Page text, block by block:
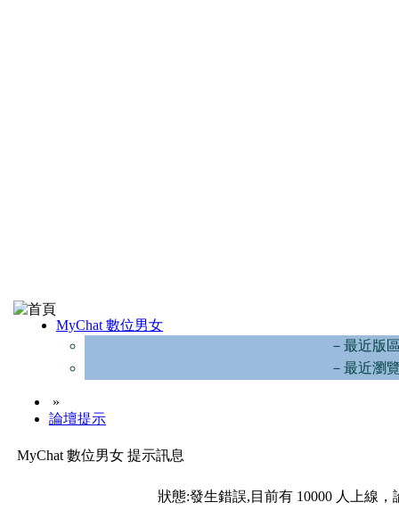
MyChat 數位男女
－最近版
－最近瀏
»
論壇提示
MyChat 數位男女 提示訊息
狀態:發生錯誤,目前有 10000 人上線